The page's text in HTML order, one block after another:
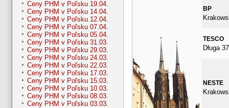
Ceny PHM v Poľsku 19.04.
Ceny PHM v Poľsku 14.04.
Ceny PHM v Poľsku 12.04.
Ceny PHM v Poľsku 07.04.
Ceny PHM v Poľsku 05.04.
Ceny PHM v Poľsku 31.03.
Ceny PHM v Poľsku 29.03.
Ceny PHM v Poľsku 24.03.
Ceny PHM v Poľsku 22.03.
Ceny PHM v Poľsku 17.03.
Ceny PHM v Poľsku 15.03.
Ceny PHM v Poľsku 10.03.
Ceny PHM v Poľsku 08.03.
Ceny PHM v Poľsku 03.03.
BP
TESCO
Długa
NESTE